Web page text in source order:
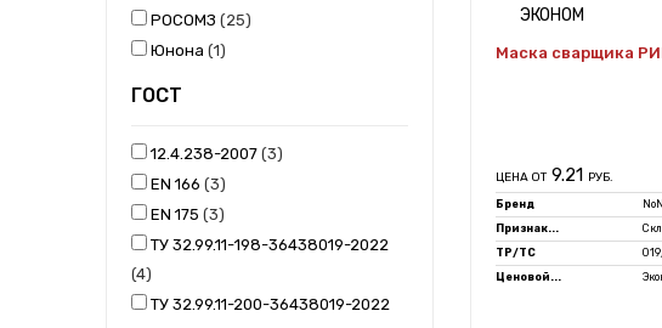
РОСОМЗ
25
Юнона 1
ГОСТ
12.4.238-2007 3
EN 166 3
EN 175 3
ТУ 32.99.11-198-36438019-2022
4
ТУ 32.99.11-200-36438019-2022
ЭКОНОМ
Маска сварщика
ЦЕНА ОТ 9.21 РУБ.
Бренд
Признак...
ТР/ТС
Ценовой...